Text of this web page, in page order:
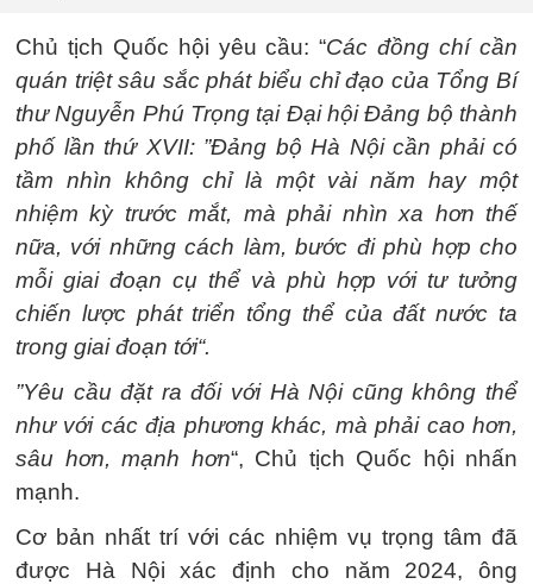
Chủ tịch Quốc hội yêu cầu: “Các đồng chí cần
quán triệt sâu sắc phát biểu chỉ đạo của Tổng Bí
thư Nguyễn Phú Trọng tại Đại hội Đảng bộ thành
phố lần thứ XVII: ”Đảng bộ Hà Nội cần phải có
tầm nhìn không chỉ là một vài năm hay một
nhiệm kỳ trước mắt, mà phải nhìn xa hơn thế
nữa, với những cách làm, bước đi phù hợp cho
mỗi giai đoạn cụ thể và phù hợp với tư tưởng
chiến lược phát triển tổng thể của đất nước ta
trong giai đoạn tới“.
”Yêu cầu đặt ra đối với Hà Nội cũng không thể
như với các địa phương khác, mà phải cao hơn,
sâu hơn, mạnh hơn“, Chủ tịch Quốc hội nhấn
mạnh.
Cơ bản nhất trí với các nhiệm vụ trọng tâm đã
được Hà Nội xác định cho năm 2024, ông